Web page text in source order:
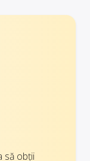
să obții